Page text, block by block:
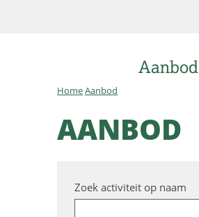
Aanbod
HomeAanbod
AANBOD
Zoek activiteit op naam